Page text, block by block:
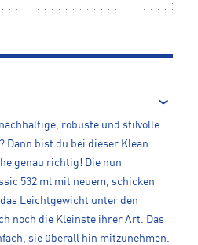
robuste und stilvolle
Dann bist du bei dieser Klean
genau richtig! Die nun
532 ml mit neuem, schicken
Leichtgewicht unter den
noch die Kleinste ihrer Art. Das
sie überall hin mitzunehmen.